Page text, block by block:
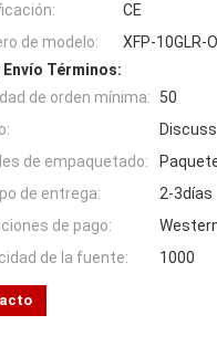
CE
de modelo:
XFP-10GLR-
Envío Términos:
de orden mínima:
50
Discuss
de empaquetado:
de entrega:
2-3días
de pago:
de la fuente:
1000